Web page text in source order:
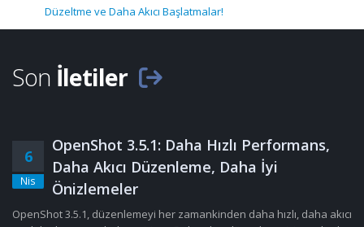
Düzeltme ve Daha Akıcı Başlatmalar!
Son İletiler
6
Nis
OpenShot 3.5.1: Daha Hızlı Performans,
Daha Akıcı Düzenleme, Daha İyi
Önizlemeler
OpenShot 3.5.1, düzenlemeyi her zamankinden daha hızlı, daha akıcı